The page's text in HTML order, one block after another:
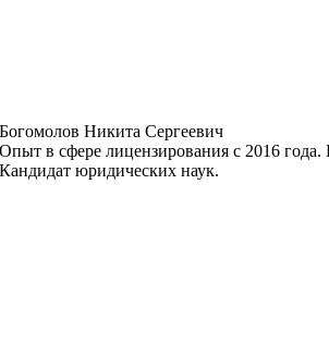
Богомолов Никита Сергеевич
Опыт в сфере лицензирования с 2016 года.
Кандидат юридических наук.